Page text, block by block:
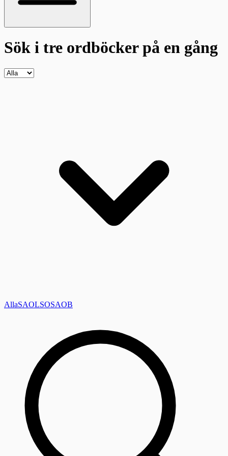
Sök i tre ordböckerpå en gång
AllaSAOLSOSAOB